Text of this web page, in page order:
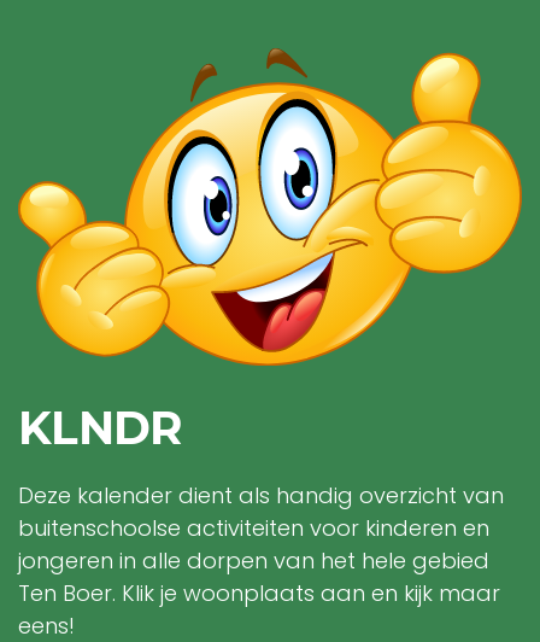
KLNDR
Deze kalender dient als handig overzicht van
buitenschoolse activiteiten voor kinderen en
jongeren in alle dorpen van het hele gebied
Ten Boer. Klik je woonplaats aan en kijk maar
eens!